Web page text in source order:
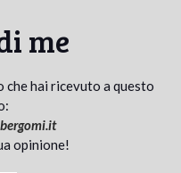
me
che hai ricevuto a questo
opinione!